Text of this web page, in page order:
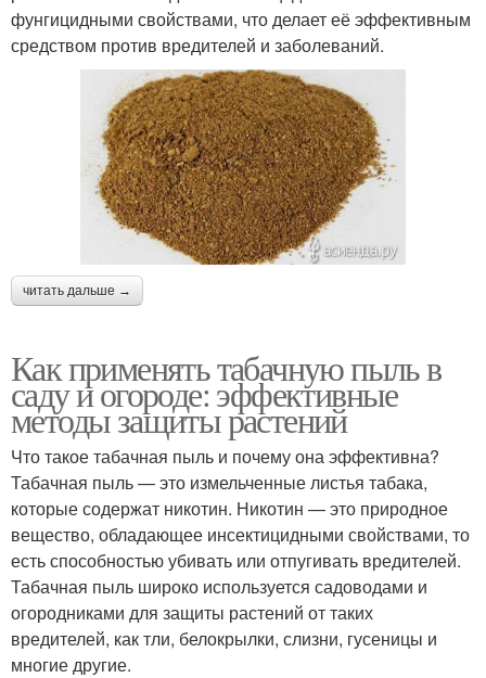
фунгицидными свойствами, что делает её эффективным
средством против вредителей и заболеваний.
читать дальше →
Как применять табачную пыль в
саду и огороде: эффективные
методы защиты растений
Что такое табачная пыль и почему она эффективна?
Табачная пыль — это измельченные листья табака,
которые содержат никотин. Никотин — это природное
вещество, обладающее инсектицидными свойствами, то
есть способностью убивать или отпугивать вредителей.
Табачная пыль широко используется садоводами и
огородниками для защиты растений от таких
вредителей, как тли, белокрылки, слизни, гусеницы и
многие другие.